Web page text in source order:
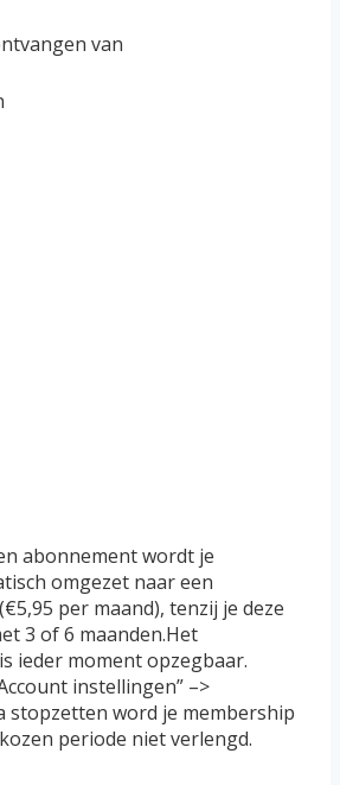
van
abonnement wordt je
omgezet naar een
per maand), tenzij je deze
3 of 6 maanden.Het
ieder moment opzegbaar.
instellingen” –>
stopzetten word je membership
periode niet verlengd.